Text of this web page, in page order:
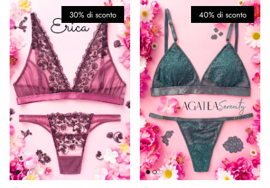
30% di sconto 40% di sconto